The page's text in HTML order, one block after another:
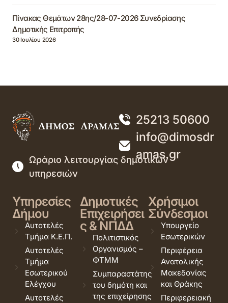
Πίνακας Θεμάτων 28ης/28-07-2026 Συνεδρίασης
Δημοτικής Επιτροπής
30 Ιουλίου 2026
25213 50600
info@dimosdr
amas.gr
Ωράριο λειτουργίας δημοτικών
υπηρεσιών
Υπηρεσίες
Δήμου
Αυτοτελές
Τμήμα Κ.Ε.Π.
Αυτοτελές
Τμήμα
Εσωτερικού
Ελέγχου
Αυτοτελές
Δημοτικές
Επιχειρήσει
ς & ΝΠΔΔ
Πολιτιστικός
Οργανισμός –
ΦΤΜΜ
Συμπαραστάτης
του δημότη και
της επιχείρησης
Χρήσιμοι
Σύνδεσμοι
Υπουργείο
Εσωτερικών
Περιφέρεια
Ανατολικής
Μακεδονίας
και Θράκης
Περιφερειακή